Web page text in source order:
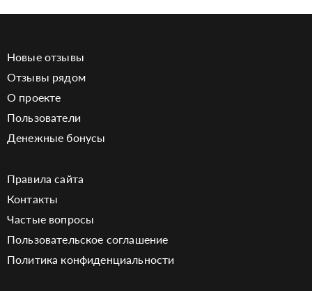
Новые отзывы
Отзывы рядом
О проекте
Пользователи
Денежные бонусы
Правила сайта
Контакты
Частые вопросы
Пользовательское соглашение
Политика конфиденциальности